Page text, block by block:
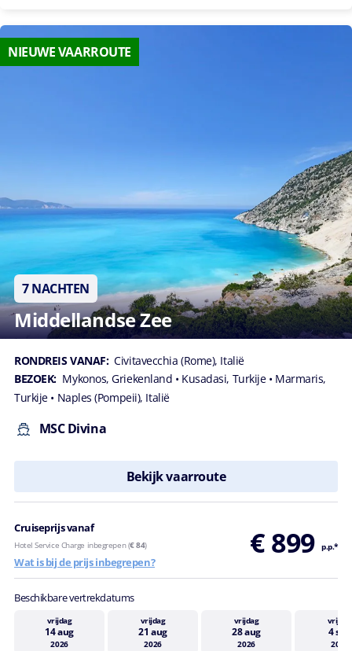
NIEUWE VAARROUTE
7 NACHTEN
Middellandse Zee
RONDREIS VANAF: Civitavecchia (Rome), Italië
BEZOEK: Mykonos, Griekenland • Kusadasi, Turkije • Marmaris,
Turkije • Naples (Pompeii), Italië
MSC Divina
Bekijk vaarroute
Cruiseprijs vanaf € 899 p.p.*
Hotel Service Charge inbegrepen (€ 84)
Wat is bij de prijs inbegrepen?
Beschikbare vertrekdatums
vrijdag
14 aug
2026
vrijdag
21 aug
2026
vrijdag
28 aug
2026
vrijdag
4 sep
2026